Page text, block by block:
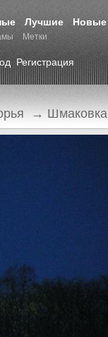
Лучшие Новые
Метки
Регистрация
→ Шмаковка